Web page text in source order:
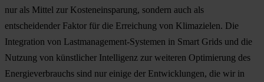
nur als Mittel zur Kosteneinsparung, sondern auch als
entscheidender Faktor für die Erreichung von Klimazielen. Die
Integration von Lastmanagement-Systemen in Smart Grids und die
Nutzung von künstlicher Intelligenz zur weiteren Optimierung des
Energieverbrauchs sind nur einige der Entwicklungen, die wir in